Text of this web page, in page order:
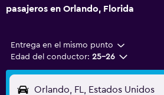
pasajeros en Orlando, Florida
Entrega en el mismo punto
Edad del conductor: 25-26
Orlando, FL, Estados Unidos